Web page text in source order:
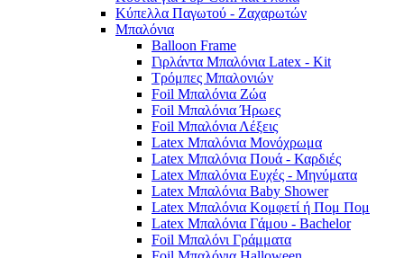
Κύπελλα Παγωτού - Ζαχαρωτών
Μπαλόνια
Balloon Frame
Γιρλάντα Μπαλόνια Latex - Kit
Τρόμπες Μπαλονιών
Foil Μπαλόνια Ζώα
Foil Μπαλόνια Ήρωες
Foil Μπαλόνια Λέξεις
Latex Μπαλόνια Μονόχρωμα
Latex Μπαλόνια Πουά - Καρδιές
Latex Μπαλόνια Ευχές - Μηνύματα
Latex Μπαλόνια Baby Shower
Latex Μπαλόνια Κομφετί ή Πομ Πομ
Latex Μπαλόνια Γάμου - Bachelor
Foil Μπαλόνι Γράμματα